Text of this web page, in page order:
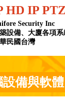
HD IP
Security Inc
設備、大廈各項系
民國台灣
設備與軟體